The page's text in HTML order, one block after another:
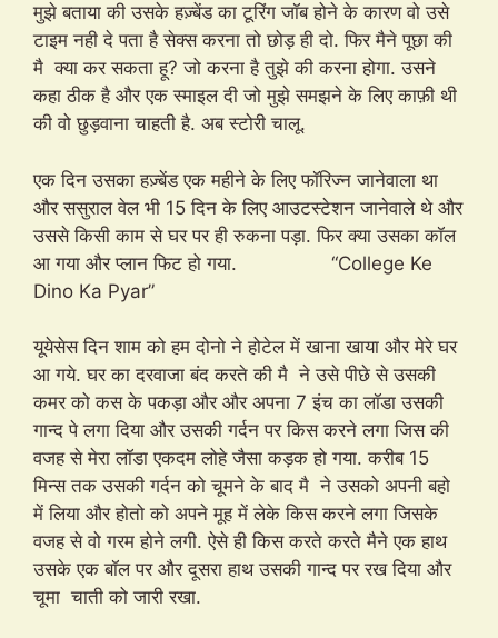
मुझे बताया की उसके हज़्बेंड का टूरिंग जॉब होने के कारण वो उसे
टाइम नही दे पता है सेक्स करना तो छोड़ ही दो. फिर मैने पूछा की
मै क्या कर सकता हू? जो करना है तुझे की करना होगा. उसने
कहा ठीक है और एक स्माइल दी जो मुझे समझने के लिए काफ़ी थी
की वो छुड़वाना चाहती है. अब स्टोरी चालू.
एक दिन उसका हज़्बेंड एक महीने के लिए फॉरिज्न जानेवाला था
और ससुराल वेल भी 15 दिन के लिए आउटस्टेशन जानेवाले थे और
उससे किसी काम से घर पर ही रुकना पड़ा. फिर क्या उसका कॉल
आ गया और प्लान फिट हो गया. “College Ke
Dino Ka Pyar”
यूयेसेस दिन शाम को हम दोनो ने होटेल में खाना खाया और मेरे घर
आ गये. घर का दरवाजा बंद करते की मै ने उसे पीछे से उसकी
कमर को कस के पकड़ा और और अपना 7 इंच का लॉडा उसकी
गान्द पे लगा दिया और उसकी गर्दन पर किस करने लगा जिस की
वजह से मेरा लॉडा एकदम लोहे जैसा कड़क हो गया. करीब 15
मिन्स तक उसकी गर्दन को चूमने के बाद मै ने उसको अपनी बहो
में लिया और होतो को अपने मूह में लेके किस करने लगा जिसके
वजह से वो गरम होने लगी. ऐसे ही किस करते करते मैने एक हाथ
उसके एक बॉल पर और दूसरा हाथ उसकी गान्द पर रख दिया और
चूमा चाती को जारी रखा.